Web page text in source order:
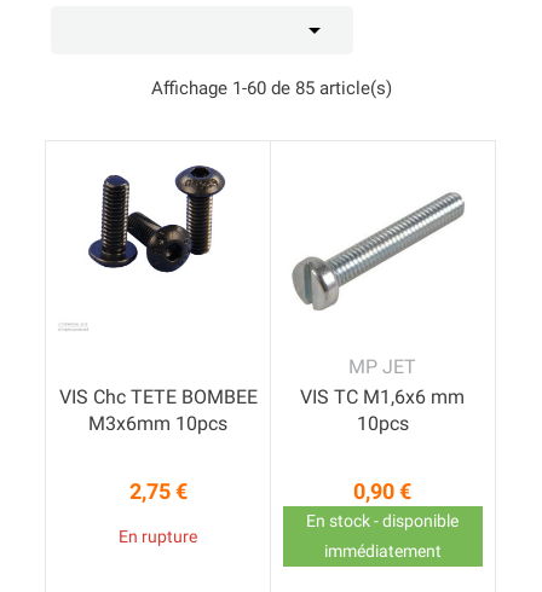

Affichage 1-60 de 85 article(s)
VIS Chc TETE BOMBEE
M3x6mm 10pcs
Prix
2,75 €
En rupture
MP JET
VIS TC M1,6x6 mm
10pcs
Prix
0,90 €
En stock - disponible
immédiatement